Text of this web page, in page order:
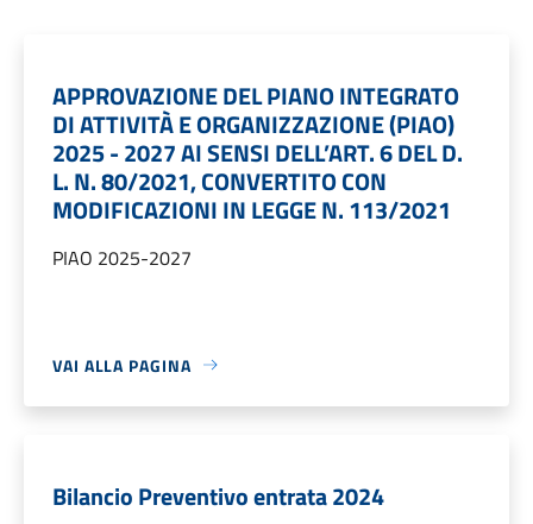
APPROVAZIONE DEL PIANO INTEGRATO
DI ATTIVITÀ E ORGANIZZAZIONE (PIAO)
2025 - 2027 AI SENSI DELL’ART. 6 DEL D.
L. N. 80/2021, CONVERTITO CON
MODIFICAZIONI IN LEGGE N. 113/2021
PIAO 2025-2027
VAI ALLA PAGINA
Bilancio Preventivo entrata 2024